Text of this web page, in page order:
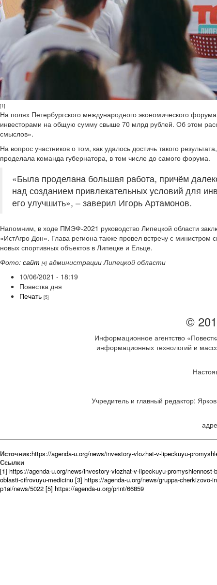
[1]
На полях Петербургского международного экономического
инвесторами на общую сумму свыше 70 млрд рублей. Об этом
смыслов».
На вопрос участников о том, как удалось достичь такого
проделала команда губернатора, в том числе до самого форума.
«Была проделана большая работа, причём
над созданием привлекательных условий для
его улучшить», – заверил Игорь Артамонов.
Напомним, в ходе ПМЭФ-2021 руководство Липецкой области
«ИстАгро Дон». Глава региона также провел встречу с
новых спортивных объектов в Липецке и Ельце.
Фото: сайт [4] администрации Липецкой области
10/06/2021 - 18:19
Повестка дня
Печать [5]
©
Информационное агентство
информационных технологий и
Учредитель и главный редактор:
Источник:https://agenda-u.org/news/investory-vlozhat-v-lipeckuyu-
Ссылки
[1] https://agenda-u.org/news/investory-vlozhat-v-lipeckuyu-promyshlennost-
oblasti-cifrovuyu-medicinu [3] https://agenda-u.org/news/gruppa-cherkizovo-
p1ai/news/5022 [5] https://agenda-u.org/print/66859